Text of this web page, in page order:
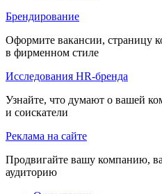
Брендирование
Оформите вакансии, страницу
в фирменном стиле
Исследования HR-бренда
Узнайте, что думают о вашей
и соискатели
Реклама на сайте
Продвигайте вашу компанию,
аудиторию